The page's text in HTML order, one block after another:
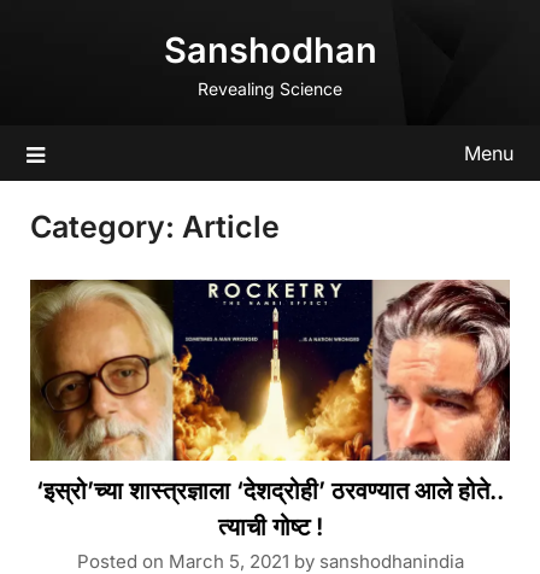
Sanshodhan
Revealing Science
Menu
Category: Article
‘इस्रो’च्या शास्त्रज्ञाला ‘देशद्रोही’ ठरवण्यात आले होते..
त्याची गोष्ट !
Posted on March 5, 2021 by sanshodhanindia